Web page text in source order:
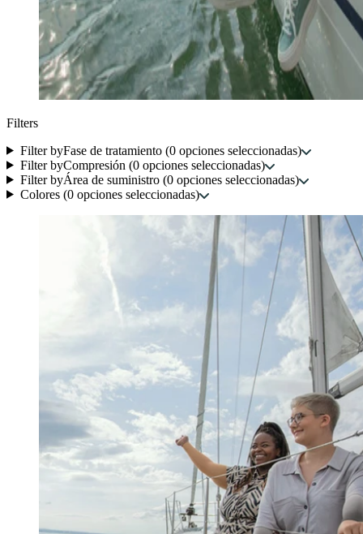
Filters
Filter byFase de tratamiento(0opciones seleccionadas)
Filter byCompresión (0opciones seleccionadas)
Filter byÁrea de suministro(0opciones seleccionadas)
Colores(0opciones seleccionadas)